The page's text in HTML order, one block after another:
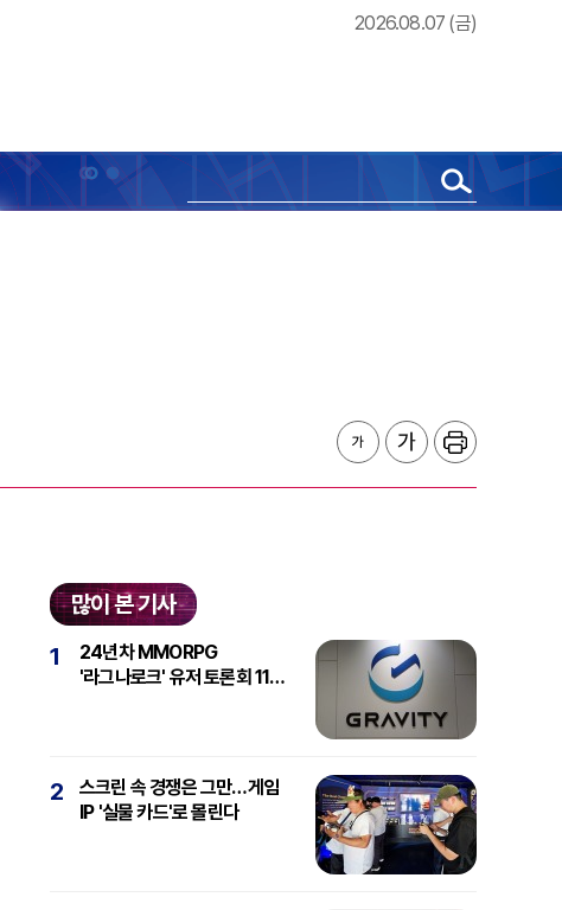
2026.08.07 (금)
많이 본 기사
1
24년차 MMORPG
'라그나로크' 유저 토론회 11일
2
스크린 속 경쟁은 그만…게임
IP '실물 카드'로 몰린다